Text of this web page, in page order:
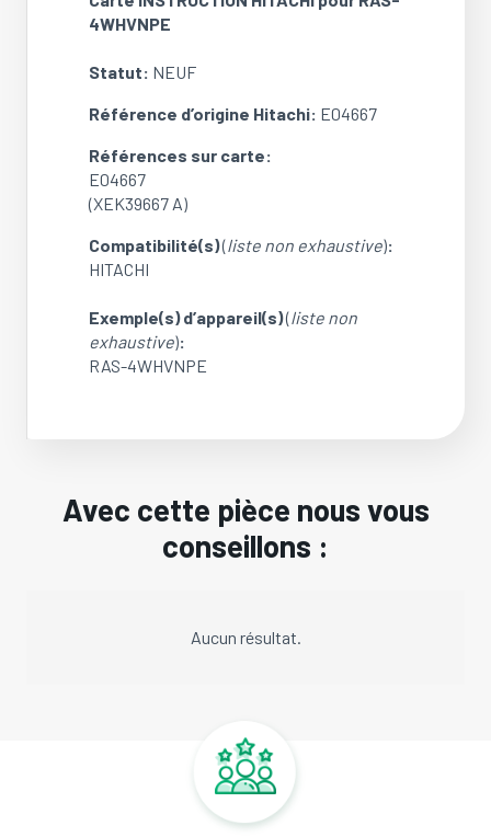
4WHVNPE
Statut: NEUF
Référence d’origine Hitachi: E04667
Références sur carte:
E04667
(XEK39667 A)
Compatibilité(s)(liste non exhaustive):
HITACHI
Exemple(s) d’appareil(s)(liste non
exhaustive):
RAS-4WHVNPE
Avec cette pièce nous vous
conseillons :
Aucun résultat.